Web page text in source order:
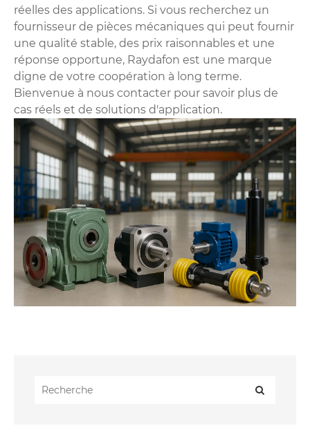
réelles des applications. Si vous recherchez un
fournisseur de pièces mécaniques qui peut fournir
une qualité stable, des prix raisonnables et une
réponse opportune, Raydafon est une marque
digne de votre coopération à long terme.
Bienvenue à nous contacter pour savoir plus de
cas réels et de solutions d'application.